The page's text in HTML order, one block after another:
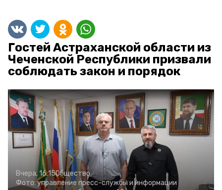
Гостей Астраханской области из
Чеченской Республики призвали
соблюдать закон и порядок
Вчера, 16:15Общество
Фото: управление пресс-службы и информации